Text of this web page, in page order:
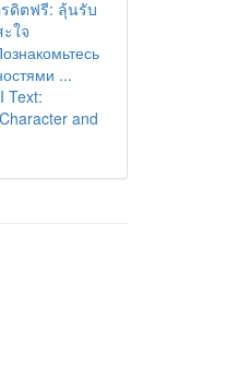
รดิตฟรี: ลุ้นรับ
ใจ
...
Text:
and